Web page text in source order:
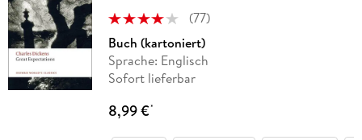
(77)
Buch (kartoniert)
Sprache: Englisch
Sofort lieferbar
8,99 €*